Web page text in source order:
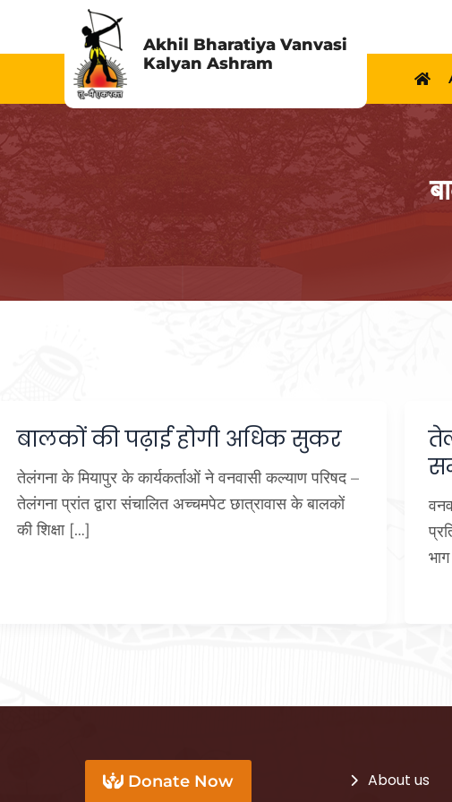
Akhil Bharatiya Vanvasi
Kalyan Ashram
बालकों की पढ़ाई होगी अधिक सुकर
तेलंगना के मियापुर के कार्यकर्ताओं ने वनवासी कल्याण परिषद –
तेलंगना प्रांत द्वारा संचालित अच्चमपेट छात्रावास के बालकों
की शिक्षा […]
Donate Now About us